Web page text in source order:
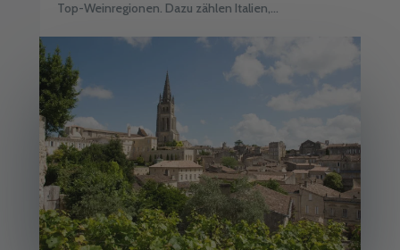
Top-Weinregionen. Dazu zählen Italien,...